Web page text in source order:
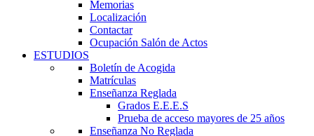
Memorias
Localización
Contactar
Ocupación Salón de Actos
ESTUDIOS
Boletín de Acogida
Matrículas
Enseñanza Reglada
Grados E.E.E.S
Prueba de acceso mayores de 25 años
Enseñanza No Reglada